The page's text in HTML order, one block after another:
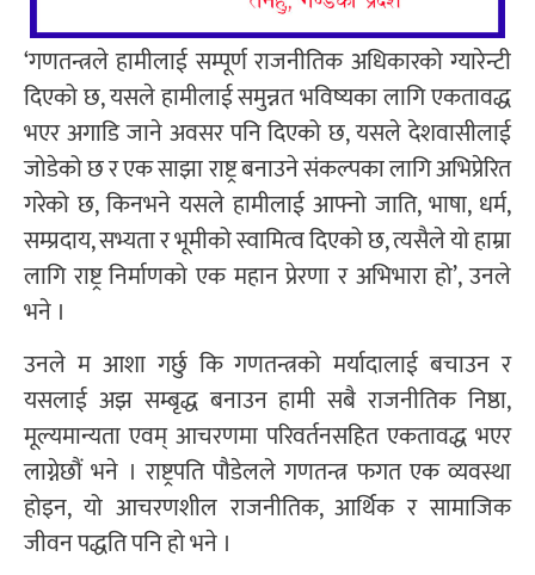
‘गणतन्त्रले हामीलाई सम्पूर्ण राजनीतिक अधिकारको ग्यारेन्टी
दिएको छ, यसले हामीलाई समुन्नत भविष्यका लागि एकतावद्ध
भएर अगाडि जाने अवसर पनि दिएको छ, यसले देशवासीलाई
जोडेको छ र एक साझा राष्ट्र बनाउने संकल्पका लागि अभिप्रेरित
गरेको छ, किनभने यसले हामीलाई आफ्नो जाति, भाषा, धर्म,
सम्प्रदाय, सभ्यता र भूमीको स्वामित्व दिएको छ, त्यसैले यो हाम्रा
लागि राष्ट्र निर्माणको एक महान प्रेरणा र अभिभारा हो’, उनले
भने ।
उनले म आशा गर्छु कि गणतन्त्रको मर्यादालाई बचाउन र
यसलाई अझ सम्बृद्ध बनाउन हामी सबै राजनीतिक निष्ठा,
मूल्यमान्यता एवम् आचरणमा परिवर्तनसहित एकतावद्ध भएर
लाग्नेछौं भने । राष्ट्रपति पौडेलले गणतन्त्र फगत एक व्यवस्था
होइन, यो आचरणशील राजनीतिक, आर्थिक र सामाजिक
जीवन पद्धति पनि हो भने ।